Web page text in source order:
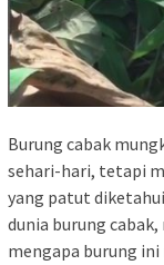
Burung cabak
sehari-hari, tetapi
yang patut
dunia burung
mengapa burung